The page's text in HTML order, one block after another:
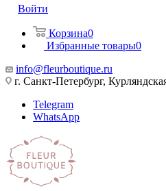
Войти
Корзина0
Избранные товары0
info@fleurboutique.ru
г. Санкт-Петербург,
Telegram
WhatsApp